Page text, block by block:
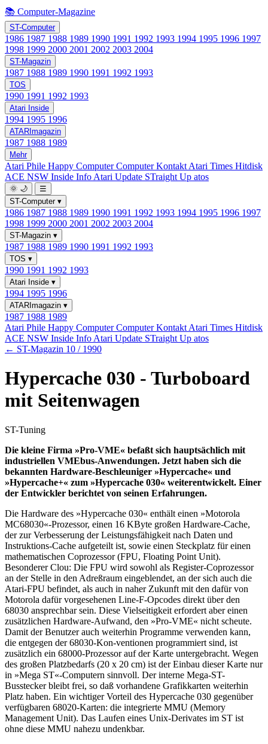
📚 Computer-Magazine
ST-Computer
1986 1987 1988 1989 1990 1991 1992 1993 1994 1995 1996 1997
1998 1999 2000 2001 2002 2003 2004
ST-Magazin
1987 1988 1989 1990 1991 1992 1993
TOS
1990 1991 1992 1993
Atari Inside
1994 1995 1996
ATARImagazin
1987 1988 1989
Mehr
Atari Phile Happy ComputerComputer Kontakt Atari Times Hitdisk
ACE NSW Inside Info Atari Update STraight Up atos
🌞 🌙
☰
ST-Computer ▾
1986 1987 1988 1989 1990 1991 1992 1993 1994 1995 1996 1997
1998 1999 2000 2001 2002 2003 2004
ST-Magazin ▾
1987 1988 1989 1990 1991 1992 1993
TOS ▾
1990 1991 1992 1993
Atari Inside ▾
1994 1995 1996
ATARImagazin ▾
1987 1988 1989
Atari Phile Happy ComputerComputer Kontakt Atari Times Hitdisk
ACE NSW Inside Info Atari Update STraight Up atos
← ST-Magazin 10 / 1990
Hypercache 030 - Turboboard
mit Seitenwagen
ST-Tuning
Die kleine Firma »Pro-VME« befaßt sich hauptsächlich mit
industriellen VMEbus-Anwendungen. Jetzt haben sich die
bekannten Hardware-Beschleuniger »Hypercache« und
»Hypercache+« zum »Hypercache 030« weiterentwickelt. Einer
der Entwickler berichtet von seinen Erfahrungen.
Die Hardware des »Hypercache 030« enthält einen »Motorola
MC68030«-Prozessor, einen 16 KByte großen Hardware-Cache,
der zur Verbesserung der Leistungsfähigkeit nach Daten und
Instruktions-Cache aufgeteilt ist, sowie einen Steckplatz für einen
mathematischen Coprozessor (FPU, Floating Point Unit).
Besonderer Clou: Die FPU wird sowohl als Register-Coprozessor
an der Stelle in den Adreßraum eingeblendet, an der sich auch die
Atari-FPU befindet, als auch in naher Zukunft mit den dafür von
Motorola dafür vorgesehenen Line-F-Opcodes direkt über den
68030 ansprechbar sein. Diese Vielseitigkeit erfordert aber einen
zusätzlichen Hardware-Aufwand, den »Pro-VME« nicht scheute.
Damit der Benutzer auch weiterhin Programme verwenden kann,
die entgegen der 68030-Kon-ventionen programmiert sind, ist
zusätzlich ein 68000-Prozessor auf der Karte untergebracht. Wegen
des großen Platzbedarfs (20 x 20 cm) ist der Einbau dieser Karte nur
in »Mega ST«-Computern sinnvoll. Der interne Mega-ST-
Busstecker bleibt frei, so daß vorhandene Grafikkarten weiterhin
Platz haben. Ein wichtiger Vorteil des Hypercache 030 gegenüber
verfügbaren 68020-Karten: die integrierte MMU (Memory
Management Unit). Das Laufen eines Unix-Derivates im ST ist
ohne diese MMU nahezu undenkbar.